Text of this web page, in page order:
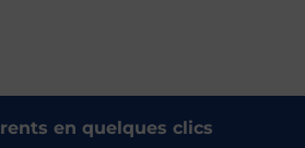
en quelques clics